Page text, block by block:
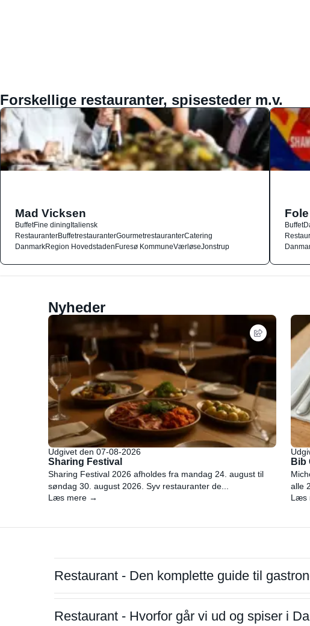
Forskellige restauranter, spisesteder m.v.
Mad Vicksen
BuffetFine diningItaliensk
RestauranterBuffetrestauranterGourmetrestauranterCatering
DanmarkRegion HovedstadenFuresø KommuneVærløseJonstrup
Buffet
Nyheder
Udgivet den 07-08-2026
Sharing Festival
Sharing Festival 2026 afholdes fra mandag 24. august til
søndag 30. august 2026. Syv restauranter de...
Læs mere →
Bib
alle
Læs
Restaurant - Den komplette guide til
Restaurant - Hvorfor går vi ud og spiser i